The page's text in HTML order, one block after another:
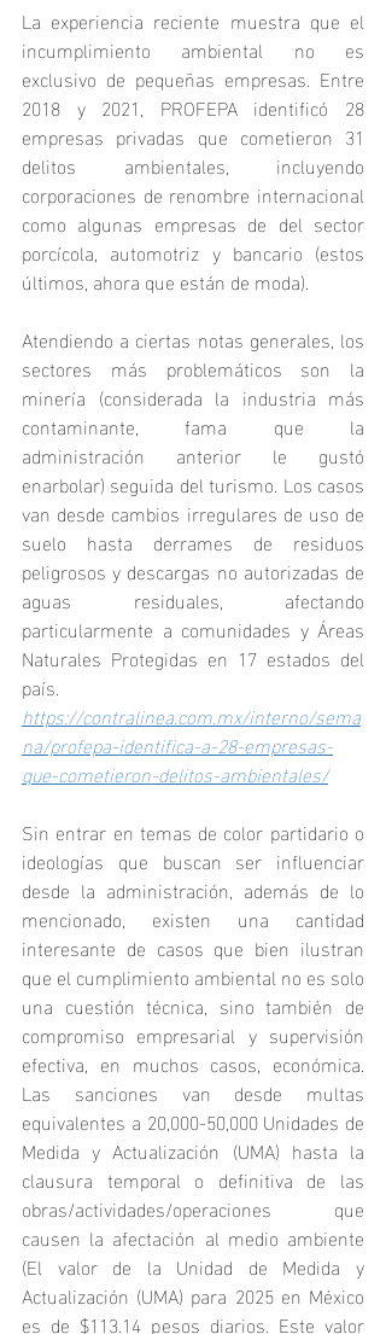
La experiencia reciente muestra que el
incumplimiento ambiental no es
exclusivo de pequeñas empresas. Entre
2018 y 2021, PROFEPA identificó 28
empresas privadas que cometieron 31
delitos ambientales, incluyendo
corporaciones de renombre internacional
como algunas empresas de del sector
porcícola, automotriz y bancario (estos
últimos, ahora que están de moda).
Atendiendo a ciertas notas generales, los
sectores más problemáticos son la
minería (considerada la industria más
contaminante, fama que la
administración anterior le gustó
enarbolar) seguida del turismo. Los casos
van desde cambios irregulares de uso de
suelo hasta derrames de residuos
peligrosos y descargas no autorizadas de
aguas residuales, afectando
particularmente a comunidades y Áreas
Naturales Protegidas en 17 estados del
país.
https://contralinea.com.mx/interno/sema
na/profepa-identifica-a-28-empresas-
que-cometieron-delitos-ambientales/
Sin entrar en temas de color partidario o
ideologías que buscan ser influenciar
desde la administración, además de lo
mencionado, existen una cantidad
interesante de casos que bien ilustran
que el cumplimiento ambiental no es solo
una cuestión técnica, sino también de
compromiso empresarial y supervisión
efectiva, en muchos casos, económica.
Las sanciones van desde multas
equivalentes a 20,000-50,000 Unidades de
Medida y Actualización (UMA) hasta la
clausura temporal o definitiva de las
obras/actividades/operaciones que
causen la afectación al medio ambiente
(El valor de la Unidad de Medida y
Actualización (UMA) para 2025 en México
es de $113.14 pesos diarios. Este valor